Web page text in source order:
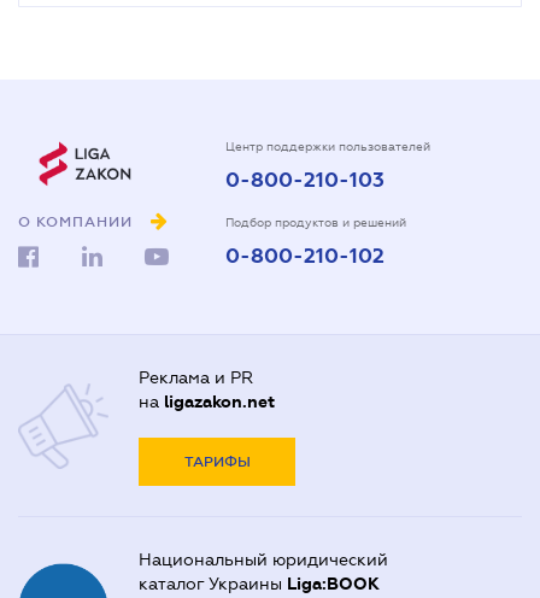
О КОМПАНИИ
Центр поддержки пользователей
0-800-210-103
Подбор продуктов и решений
0-800-210-102
Реклама и PR
на ligazakon.net
ТАРИФЫ
Национальный юридический
каталог Украины Liga:BOOK